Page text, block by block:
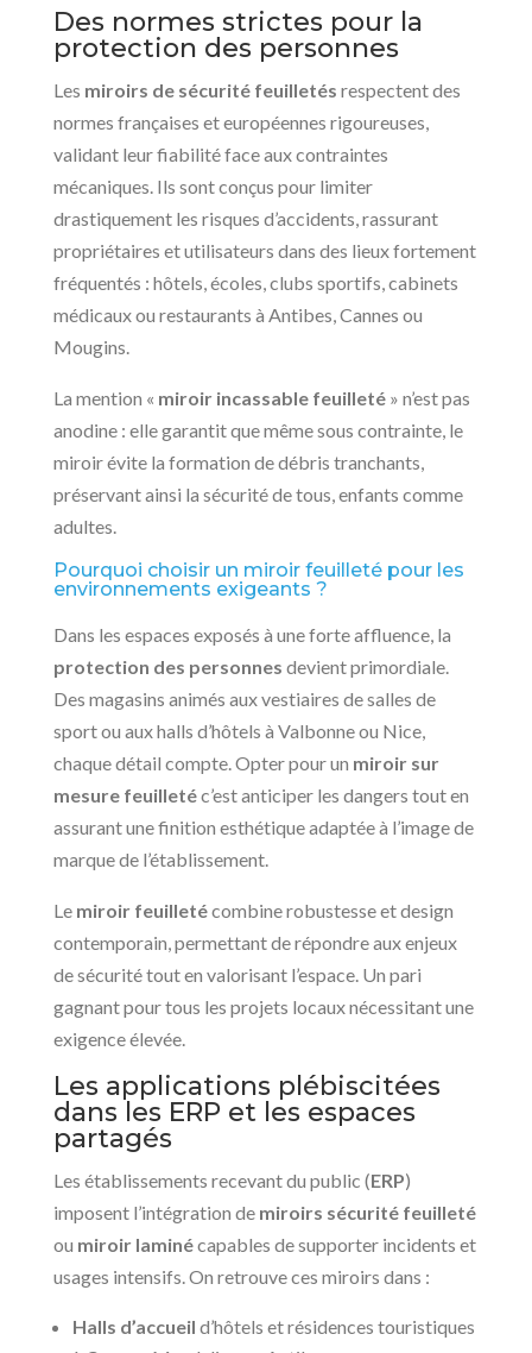
Des normes strictes pour la
protection des personnes
Les miroirs de sécurité feuilletés respectent des
normes françaises et européennes rigoureuses,
validant leur fiabilité face aux contraintes
mécaniques. Ils sont conçus pour limiter
drastiquement les risques d’accidents, rassurant
propriétaires et utilisateurs dans des lieux fortement
fréquentés : hôtels, écoles, clubs sportifs, cabinets
médicaux ou restaurants à Antibes, Cannes ou
Mougins.
La mention « miroir incassable feuilleté» n’est pas
anodine : elle garantit que même sous contrainte, le
miroir évite la formation de débris tranchants,
préservant ainsi la sécurité de tous, enfants comme
adultes.
Pourquoi choisir un miroir feuilleté pour les
environnements exigeants ?
Dans les espaces exposés à une forte affluence, la
protection des personnes devient primordiale.
Des magasins animés aux vestiaires de salles de
sport ou aux halls d’hôtels à Valbonne ou Nice,
chaque détail compte. Opter pour un miroir sur
mesure feuilletéc’est anticiper les dangers tout en
assurant une finition esthétique adaptée à l’image de
marque de l’établissement.
Le miroir feuilletécombine robustesse et design
contemporain, permettant de répondre aux enjeux
de sécurité tout en valorisant l’espace. Un pari
gagnant pour tous les projets locaux nécessitant une
exigence élevée.
Les applications plébiscitées
dans les ERP et les espaces
partagés
Les établissements recevant du public (ERP)
imposent l’intégration de miroirs sécurité feuilleté
ou miroir laminécapables de supporter incidents et
usages intensifs. On retrouve ces miroirs dans :
Halls d’accueil d’hôtels et résidences touristiques